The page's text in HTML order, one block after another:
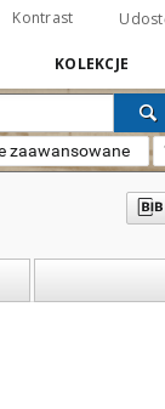
Kontrast
KOLEKCJE
zaawansowane